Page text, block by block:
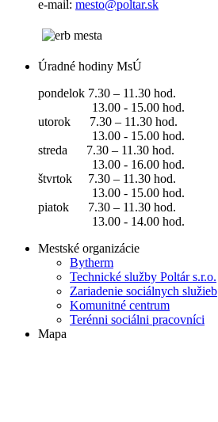
e-mail: mesto@poltar.sk
Úradné hodiny MsÚ
pondelok 7.30 – 11.30 hod.
13.00 - 15.00 hod.
utorok 7.30 – 11.30 hod.
13.00 - 15.00 hod.
streda 7.30 – 11.30 hod.
13.00 - 16.00 hod.
štvrtok 7.30 – 11.30 hod.
13.00 - 15.00 hod.
piatok 7.30 – 11.30 hod.
13.00 - 14.00 hod.
Mestské organizácie
Bytherm
Technické služby Poltár s.r.o.
Zariadenie sociálnych služieb
Komunitné centrum
Terénni sociálni pracovníci
Mapa